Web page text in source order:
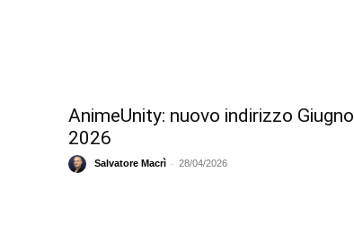
AnimeUnity: nuovo indirizzo Giugno
2026
Salvatore Macrì - 28/04/2026